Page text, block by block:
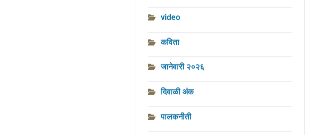
video
कविता
जानेवारी २०२६
दिवाळी अंक
पालकनीती